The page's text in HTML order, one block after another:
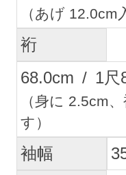
（あげ 12.0cm
裄
68.0cm / 1尺
（身に 2.5cm
す）
袖幅